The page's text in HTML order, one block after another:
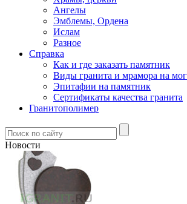
Ангелы
Эмблемы, Ордена
Ислам
Разное
Справка
Как и где заказать памятник
Виды гранита и мрамора на
Эпитафии на памятник
Сертификаты качества гранита
Гранитополимер
Новости